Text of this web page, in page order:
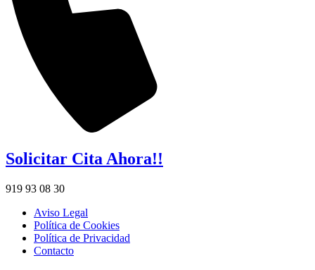
Solicitar Cita Ahora!!
919 93 08 30
Aviso Legal
Política de Cookies
Política de Privacidad
Contacto